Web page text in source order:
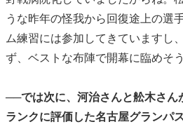
うな昨年の怪我から回復途上の選
ム練習には参加してきていますし
ず、ベストな布陣で開幕に臨めそ
──では次に、河治さんと舩木さん
ランクに評価した名古屋グランパ